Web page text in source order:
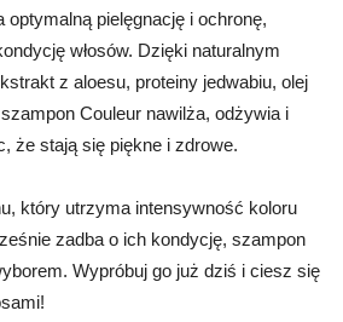
optymalną pielęgnację i ochronę,
włosów. Dzięki naturalnym
z aloesu, proteiny jedwabiu, olej
Couleur nawilża, odżywia i
że stają się piękne i zdrowe.
który utrzyma intensywność koloru
zadba o ich kondycję, szampon
Wypróbuj go już dziś i ciesz się